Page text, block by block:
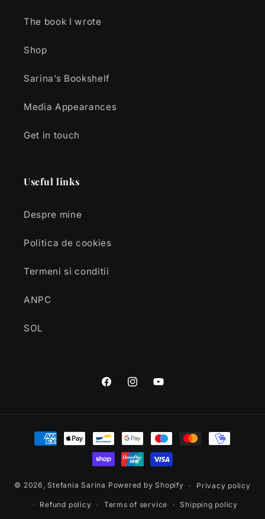
The book I wrote
Shop
Sarina’s Bookshelf
Media Appearances
Get in touch
Useful links
Despre mine
Politica de cookies
Termeni si conditii
ANPC
SOL
FacebookInstagramYouTube
Payment
methods
© 2026, Stefania Sarina Powered by Shopify Privacy policy
Refund policy Terms of service Shipping policy